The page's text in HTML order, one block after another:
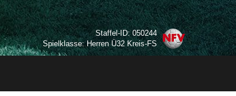
Staffel-ID: 050244
Spielklasse: Herren Ü32 Kreis-FS